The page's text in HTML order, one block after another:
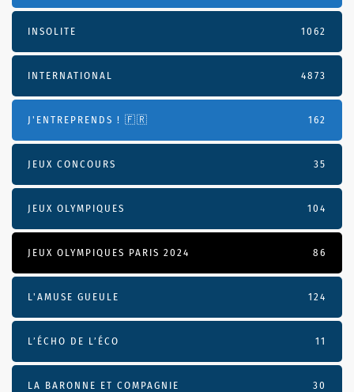
INSOLITE 1062
INTERNATIONAL 4873
J'ENTREPRENDS ! 🇫🇷 162
JEUX CONCOURS 35
JEUX OLYMPIQUES 104
JEUX OLYMPIQUES PARIS 2024 86
L'AMUSE GUEULE 124
L’ÉCHO DE L’ÉCO 11
LA BARONNE ET COMPAGNIE 30